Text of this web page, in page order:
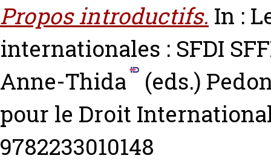
Propos introductifs. In :
internationales : SFDI
Anne-Thida
(eds.)
pour le Droit
9782233010148